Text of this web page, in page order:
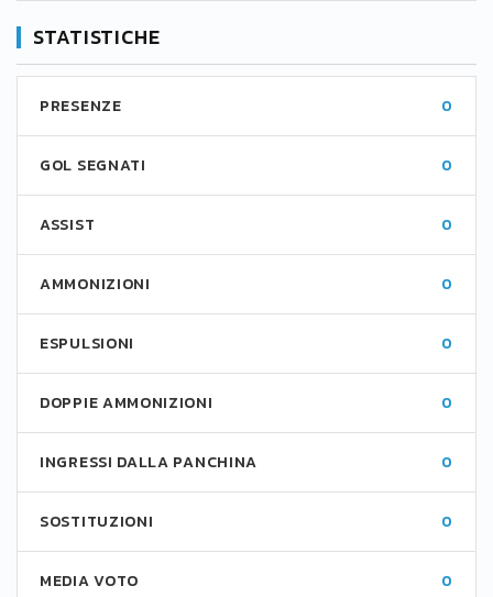
STATISTICHE
PRESENZE 0
GOL SEGNATI 0
ASSIST 0
AMMONIZIONI 0
ESPULSIONI 0
DOPPIE AMMONIZIONI 0
INGRESSI DALLA PANCHINA 0
SOSTITUZIONI 0
MEDIA VOTO 0